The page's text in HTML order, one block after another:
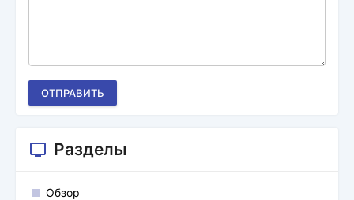
ОТПРАВИТЬ
Разделы
Обзор